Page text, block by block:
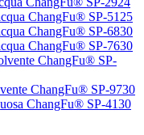
ChangFu® SP-5125
ChangFu® SP-6830
ChangFu® SP-7630
ChangFu® SP-
ChangFu® SP-9730
ChangFu® SP-4130